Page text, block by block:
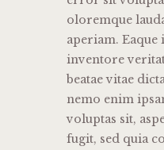
oloremque
aperiam. Eaque
inventore
beatae vitae
nemo enim
voluptas sit,
fugit, sed quia